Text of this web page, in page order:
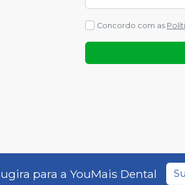
Concordo com as
para a YouMais Dental